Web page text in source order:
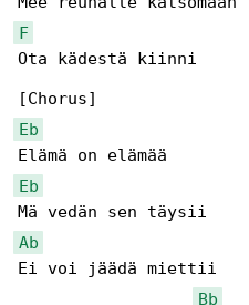
F
Ota kädestä kiinni
Eb
Eb
Ab
Ei voi jäädä miettii
Bb